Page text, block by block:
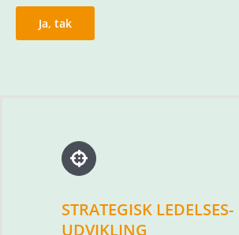
STRATEGISK LEDELSES-
UDVIKLING